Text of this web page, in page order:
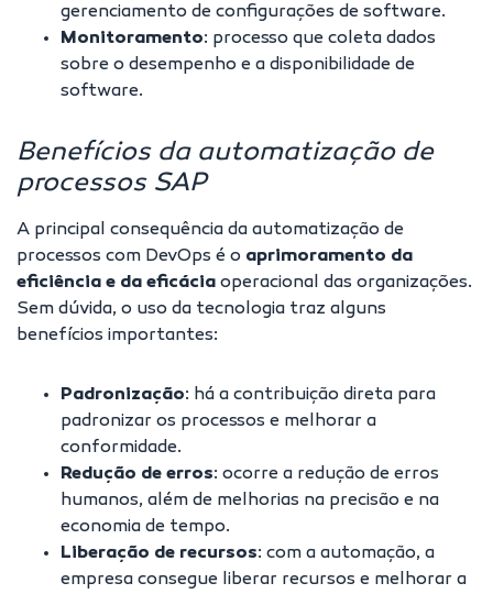
gerenciamento de configurações de software.
Monitoramento: processo que coleta dados
sobre o desempenho e a disponibilidade de
software.
Benefícios da automatização de
processos SAP
A principal consequência da automatização de
processos com DevOps é o aprimoramento da
eficiência e da eficácia operacional das organizações.
Sem dúvida, o uso da tecnologia traz alguns
benefícios importantes:
Padronização: há a contribuição direta para
padronizar os processos e melhorar a
conformidade.
Redução de erros: ocorre a redução de erros
humanos, além de melhorias na precisão e na
economia de tempo.
Liberação de recursos: com a automação, a
empresa consegue liberar recursos e melhorar a